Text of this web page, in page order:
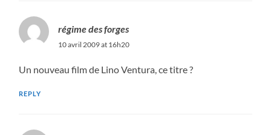
régime des forges
10 avril 2009 at 16h20
Un nouveau film de Lino Ventura, ce titre ?
REPLY